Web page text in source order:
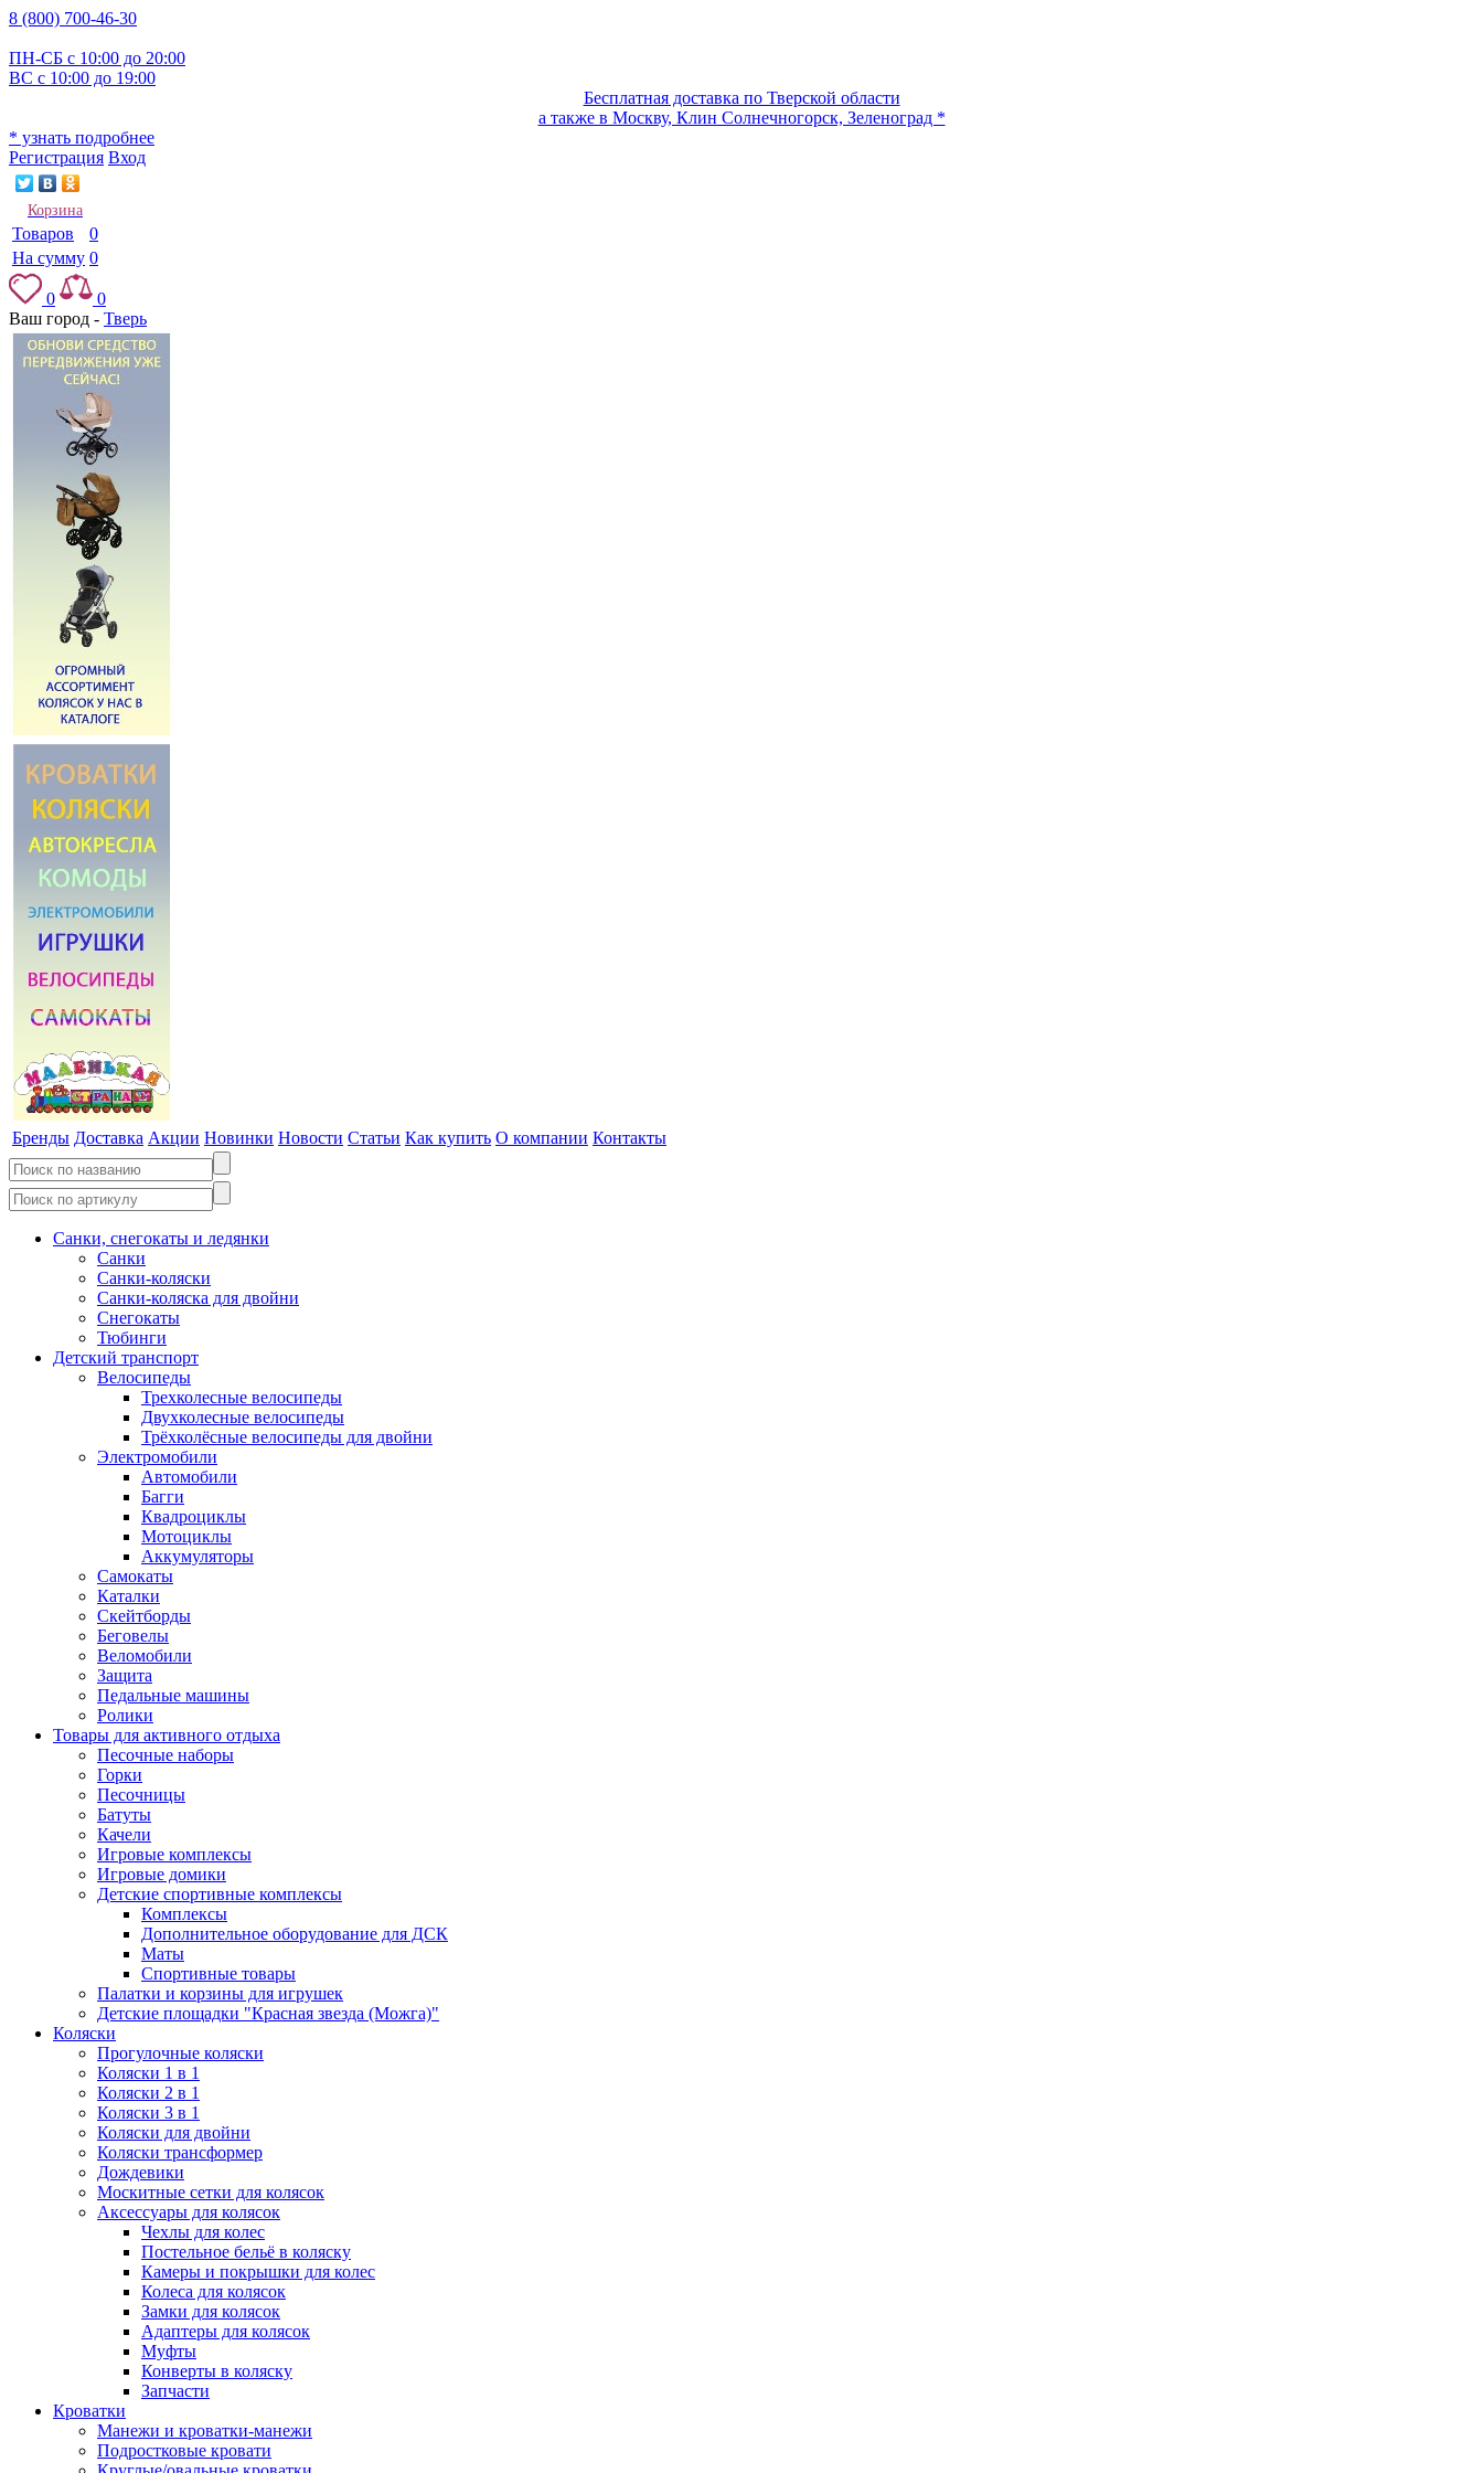
8 (800) 700-46-30
ПН-СБ с 10:00 до 20:00
ВС с 10:00 до 19:00
Бесплатная доставка по Тверской области
а также в Москву, Клин Солнечногорск, Зеленоград *
* узнать подробнее
Регистрация Вход
Корзина
Товаров
0
На сумму 0
0
0
Ваш город - Тверь
Бренды Доставка Акции Новинки Новости Статьи Как купить О компании Контакты
Санки, снегокаты и ледянки
Санки
Санки-коляски
Санки-коляска для двойни
Снегокаты
Тюбинги
Детский транспорт
Велосипеды
Трехколесные велосипеды
Двухколесные велосипеды
Трёхколёсные велосипеды для двойни
Электромобили
Автомобили
Багги
Квадроциклы
Мотоциклы
Аккумуляторы
Самокаты
Каталки
Скейтборды
Беговелы
Веломобили
Защита
Педальные машины
Ролики
Товары для активного отдыха
Песочные наборы
Горки
Песочницы
Батуты
Качели
Игровые комплексы
Игровые домики
Детские спортивные комплексы
Комплексы
Дополнительное оборудование для ДСК
Маты
Спортивные товары
Палатки и корзины для игрушек
Детские площадки "Красная звезда (Можга)"
Коляски
Прогулочные коляски
Коляски 1 в 1
Коляски 2 в 1
Коляски 3 в 1
Коляски для двойни
Коляски трансформер
Дождевики
Москитные сетки для колясок
Аксессуары для колясок
Чехлы для колес
Постельное бельё в коляску
Камеры и покрышки для колес
Колеса для колясок
Замки для колясок
Адаптеры для колясок
Муфты
Конверты в коляску
Запчасти
Кроватки
Манежи и кроватки-манежи
Подростковые кровати